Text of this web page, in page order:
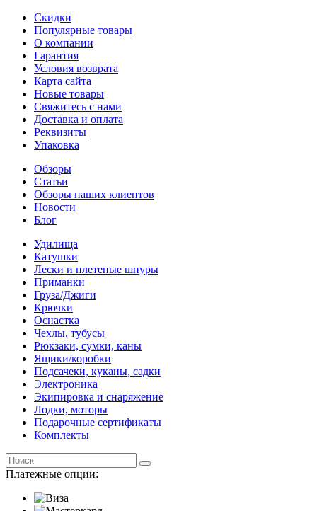
Скидки
Популярные товары
О компании
Гарантия
Условия возврата
Карта сайта
Новые товары
Свяжитесь с нами
Доставка и оплата
Реквизиты
Упаковка
Обзоры
Статьи
Обзоры наших клиентов
Новости
Блог
Удилища
Катушки
Лески и плетеные шнуры
Приманки
Груза/Джиги
Крючки
Оснастка
Чехлы, тубусы
Рюкзаки, сумки, каны
Ящики/коробки
Подсачеки, куканы, садки
Электроника
Экипировка и снаряжение
Лодки, моторы
Подарочные сертификаты
Комплекты
Платежные опции: